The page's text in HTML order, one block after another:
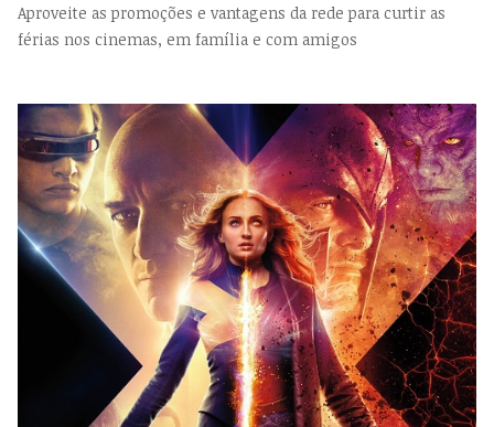
Aproveite as promoções e vantagens da rede para curtir as
férias nos cinemas, em família e com amigos